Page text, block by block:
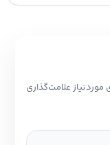
علامت‌گذاری